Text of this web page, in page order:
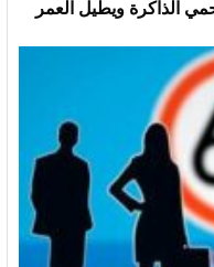
الذاكرة ويطيل العمر